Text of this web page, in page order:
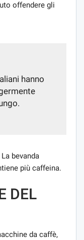
offendere gli
hanno
bevanda
più caffeina.
DEL
da caffè,